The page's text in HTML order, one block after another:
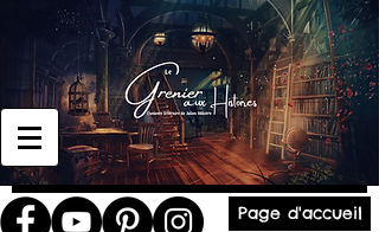
Page d'accueil